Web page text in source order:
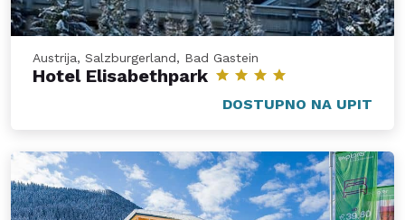
Austrija, Salzburgerland, Bad Gastein
Hotel Elisabethpark
DOSTUPNO NA UPIT